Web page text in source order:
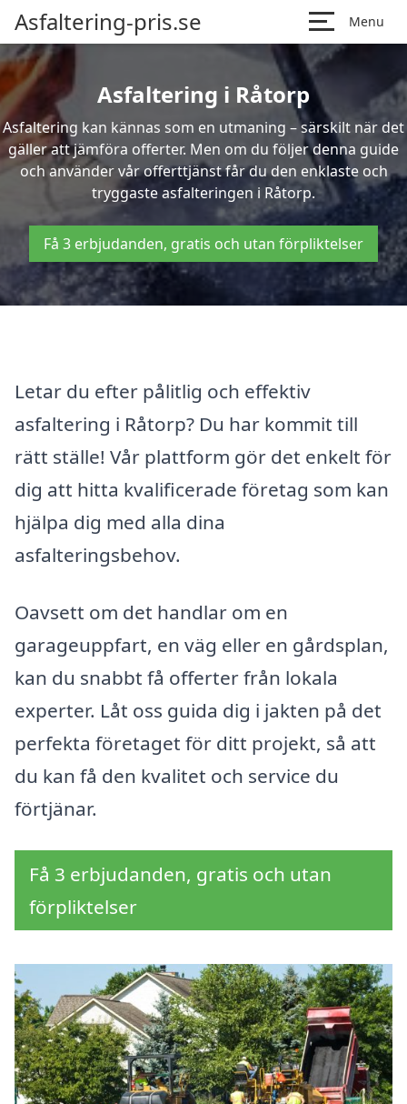
Asfaltering-pris.se Menu
Asfaltering i Råtorp
Asfaltering kan kännas som en utmaning – särskilt när det
gäller att jämföra offerter. Men om du följer denna guide
och använder vår offerttjänst får du den enklaste och
tryggaste asfalteringen i Råtorp.
Få 3 erbjudanden, gratis och utan förpliktelser
Letar du efter pålitlig och effektiv
asfaltering i Råtorp? Du har kommit till
rätt ställe! Vår plattform gör det enkelt för
dig att hitta kvalificerade företag som kan
hjälpa dig med alla dina
asfalteringsbehov.
Oavsett om det handlar om en
garageuppfart, en väg eller en gårdsplan,
kan du snabbt få offerter från lokala
experter. Låt oss guida dig i jakten på det
perfekta företaget för ditt projekt, så att
du kan få den kvalitet och service du
förtjänar.
Få 3 erbjudanden, gratis och utan
förpliktelser